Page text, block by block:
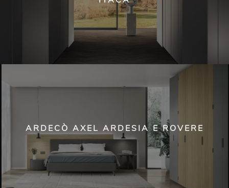
ARDECÒ AXEL ARDESIA E ROVERE